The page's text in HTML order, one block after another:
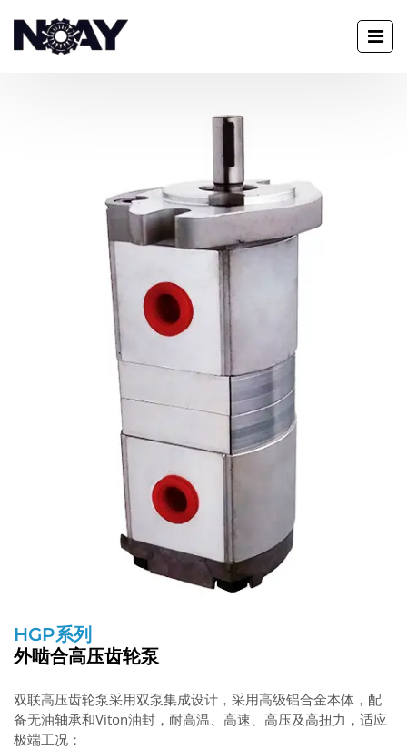
HGP系列
外啮合高压齿轮泵
双联高压齿轮泵采用双泵集成设计，采用高级铝合金本体，配
备无油轴承和Viton油封，耐高温、高速、高压及高扭力，适应
极端工况：